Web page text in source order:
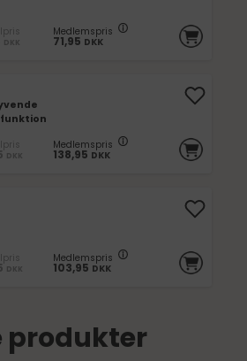
DKK
Medlemspris
71,95 DKK
DKK
Medlemspris
138,95 DKK
DKK
Medlemspris
103,95 DKK
produkter